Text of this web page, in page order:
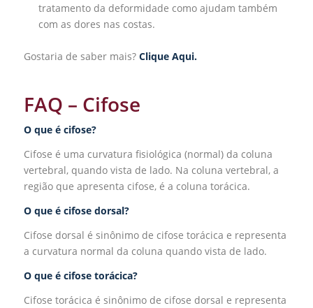
tratamento da deformidade como ajudam também
com as dores nas costas.
Gostaria de saber mais? Clique Aqui.
FAQ – Cifose
O que é cifose?
Cifose é uma curvatura fisiológica (normal) da coluna
vertebral, quando vista de lado. Na coluna vertebral, a
região que apresenta cifose, é a coluna torácica.
O que é cifose dorsal?
Cifose dorsal é sinônimo de cifose torácica e representa
a curvatura normal da coluna quando vista de lado.
O que é cifose torácica?
Cifose torácica é sinônimo de cifose dorsal e representa